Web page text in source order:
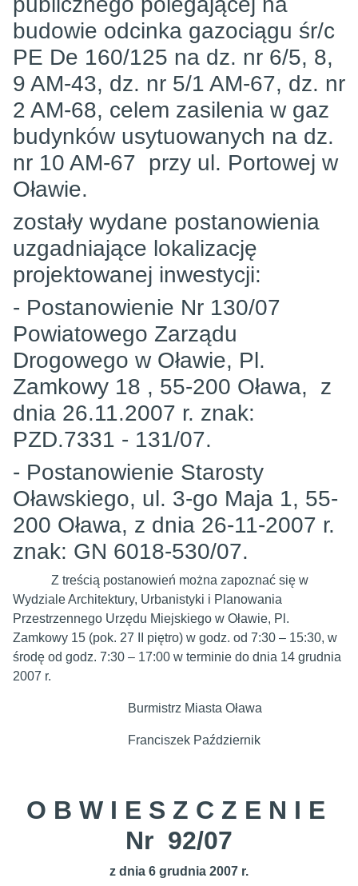
budowie odcinka gazociągu śr/c
PE De 160/125 na dz. nr 6/5, 8,
9 AM-43, dz. nr 5/1 AM-67, dz. nr
2 AM-68, celem zasilenia w gaz
budynków usytuowanych na dz.
nr 10 AM-67 przy ul. Portowej w
Oławie.
zostały wydane postanowienia
uzgadniające lokalizację
projektowanej inwestycji:
- Postanowienie Nr 130/07
Powiatowego Zarządu
Drogowego w Oławie, Pl.
Zamkowy 18 , 55-200 Oława, z
dnia 26.11.2007 r. znak:
PZD.7331 - 131/07.
- Postanowienie Starosty
Oławskiego, ul. 3-go Maja 1, 55-
200 Oława, z dnia 26-11-2007 r.
znak: GN 6018-530/07.
Z treścią postanowień można zapoznać się w
Wydziale Architektury, Urbanistyki i Planowania
Przestrzennego Urzędu Miejskiego w Oławie, Pl.
Zamkowy 15 (pok. 27 II piętro) w godz. od 7:30 – 15:30, w
środę od godz. 7:30 – 17:00 w terminie do dnia 14 grudnia
2007 r.
Burmistrz Miasta Oława
Franciszek Październik
O B W I E S Z C Z E N I E
Nr 92/07
z dnia 6 grudnia 2007 r.